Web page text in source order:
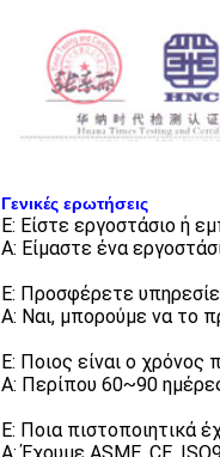
Γενικές ερωτήσεις
Ε: Είστε εργοστάσιο ή
Α: Είμαστε ένα
Ε: Προσφέρετε
Α: Ναι, μπορούμε να το
Ε: Ποιος είναι ο χρόνος
Α: Περίπου 60~90
Ε: Ποια πιστοποιητικά